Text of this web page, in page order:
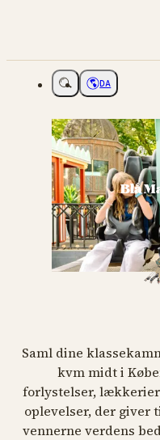
Vælg sprog
DA
Blå
Saml dine
kvm midt i
forlystelser,
oplevelser, der giver
vennerne verdens